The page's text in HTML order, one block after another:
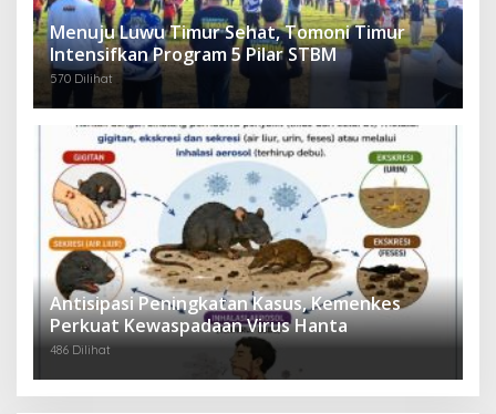
Menuju Luwu Timur Sehat, Tomoni Timur
Intensifkan Program 5 Pilar STBM
570 Dilihat
Antisipasi Peningkatan Kasus, Kemenkes
Perkuat Kewaspadaan Virus Hanta
486 Dilihat